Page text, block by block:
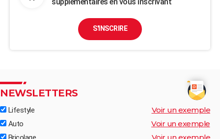
S'INSCRIRE
NEWSLETTERS
Lifestyle Voir un exemple
Auto Voir un exemple